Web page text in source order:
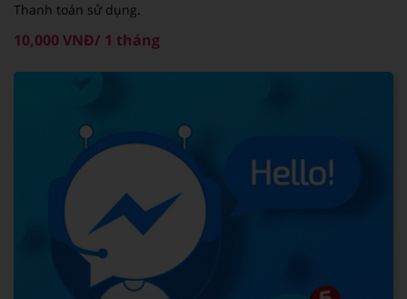
Thanh toán sử dụng.
10,000 VNĐ/ 1 tháng